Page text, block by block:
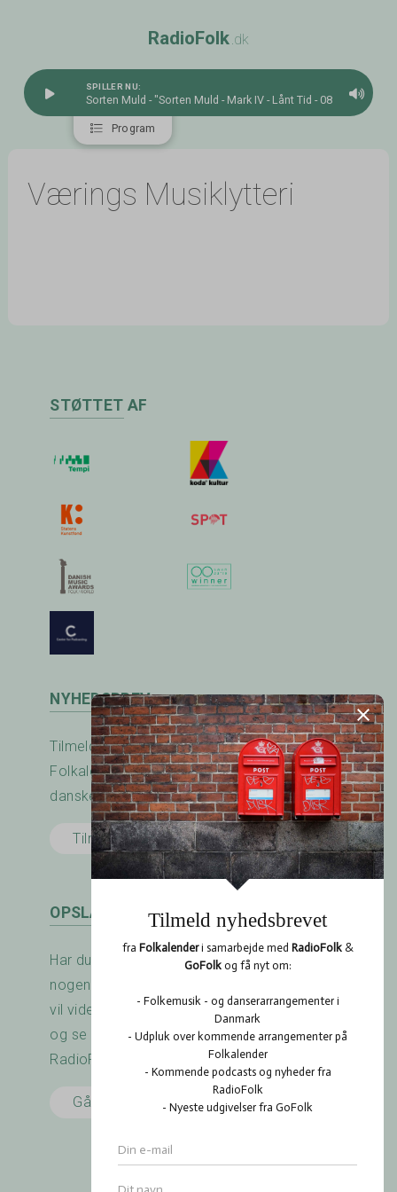
RadioFolk.dk
SPILLER NU:
Sorten Muld - "Sorten Muld - Mark IV - Lånt Tid - 08 - Lysets
Program
Værings Musiklytteri
STØTTET AF
NYHEDSBREV
Tilmeld nyhedsbrevet fra RadioFolk.dk og
Folkalender.dk og modtag nyheder fra den
danske folkemusik - og dansescene.
Tilmeld her
OPSLAGSTAVLEN
Har du arrangeret en koncert? Savner du
nogen at spille med? Er der noget du gerne
vil vide? Brug RadioFolk.dk's Opslagstavle,
og se også hvad andre har gang i på
RadioFolk.dk's Opslagstavle.
Gå til Opslagstavlen